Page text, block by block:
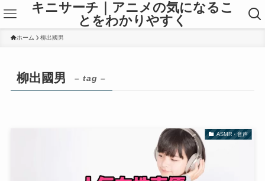
キニサーチ｜アニメの気になるこ
とをわかりやすく
ホーム 柳出國男
柳出國男 – tag –
ASMR・音声